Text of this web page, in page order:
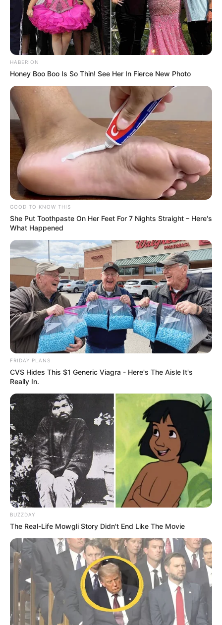
HABERION
Honey Boo Boo Is So Thin! See Her In Fierce New Photo
GOOD TO KNOW THIS
She Put Toothpaste On Her Feet For 7 Nights Straight – Here's
What Happened
FRIDAY PLANS
CVS Hides This $1 Generic Viagra - Here's The Aisle It's
Really In.
BUZZDAY
The Real-Life Mowgli Story Didn't End Like The Movie